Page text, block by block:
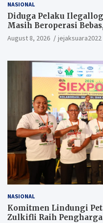
NASIONAL
Diduga Pelaku
Masih Beroperasi
Penegak Hukum
Pengurus.
August 8, 2026 jejaksuara2022
NASIONAL
Komitmen Lindungi
Zulkifli Raih